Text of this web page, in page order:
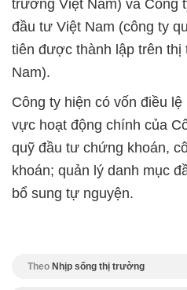
trường Việt Nam) và Công
đầu tư Việt Nam (công ty
tiên được thành lập trên
Nam).
Công ty hiện có vốn điều
vực hoạt động chính của
quỹ đầu tư chứng khoán,
khoán; quản lý danh mục
bổ sung tự nguyện.
Theo Nhịp sống thị trường